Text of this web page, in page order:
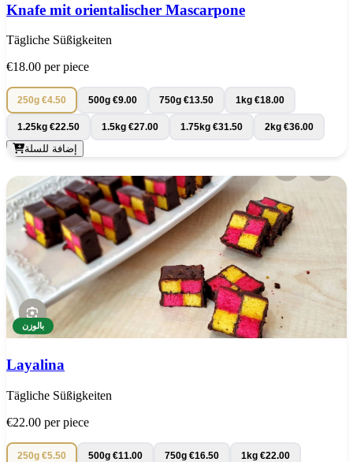
Knafe mit orientalischer Mascarpone
Tägliche Süßigkeiten
€18.00 per piece
250g €4.50 500g €9.00 750g €13.50 1kg €18.00
1.25kg €22.50 1.5kg €27.00 1.75kg €31.50 2kg €36.00
إضافة للسلة
بالوزن
Layalina
Tägliche Süßigkeiten
€22.00 per piece
250g €5.50 500g €11.00 750g €16.50 1kg €22.00